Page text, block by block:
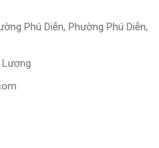
Phú Diễn, Phường Phú Diễn,
Lương